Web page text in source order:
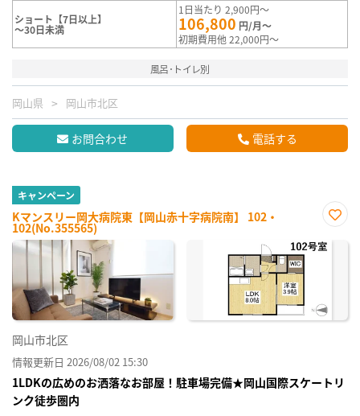
ショート【7日以上】
～30日未満
1日当たり 2,900円～
106,800 円/月～
初期費用他 22,000円～
風呂･トイレ別
岡山県 岡山市北区
お問合わせ 電話する
キャンペーン
Kマンスリー岡大病院東【岡山赤十字病院南】 102・
102(No.355565)
に入
り登
岡山市北区
情報更新日 2026/08/02 15:30
1LDKの広めのお洒落なお部屋！駐車場完備★岡山国際スケートリ
ンク徒歩圏内